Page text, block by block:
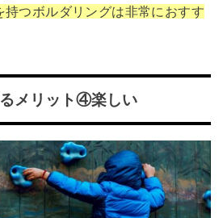
つボルダリングは非常におすす
メリット④楽しい